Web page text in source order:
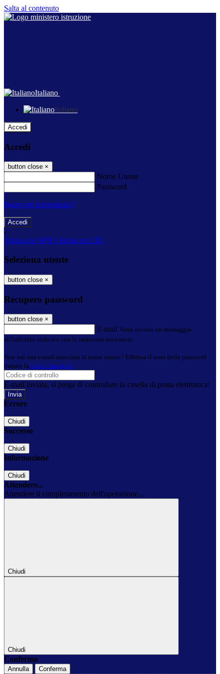
Salta al contenuto
Italiano
Italiano
Accedi
Accedi
button close ×
Nome Utente
Password
Password dimenticata?
-
Entra con SPID Entra con CIE
Seleziona utente
button close ×
Recupero password
button close ×
E-mail Verrà inviato un messaggio
all'indirizzo indicato con le istruzioni necessarie.
Non hai una e-mail associata al nome utente? Effettua il reset della password
tramite la Login Spaggiari
E-mail inviata, si prega di controllare la casella di posta elettronica!
Errore
Chiudi
Successo
Chiudi
Informazione
Chiudi
Attendere...
Attendere il completamento dell'operazione...
Chiudi
Chiudi
Conferma
Annulla Conferma